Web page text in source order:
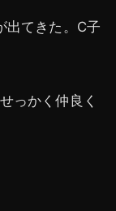
出てきた。C子
っかく仲良く